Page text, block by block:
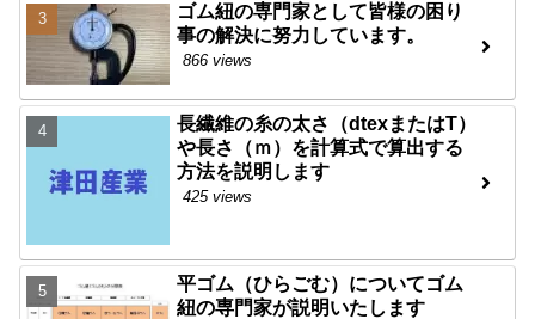
ゴム紐の専門家として皆様の困り
事の解決に努力しています。
866 views
長繊維の糸の太さ（dtexまたはT）
や長さ（ｍ）を計算式で算出する
方法を説明します
425 views
平ゴム（ひらごむ）についてゴム
紐の専門家が説明いたします